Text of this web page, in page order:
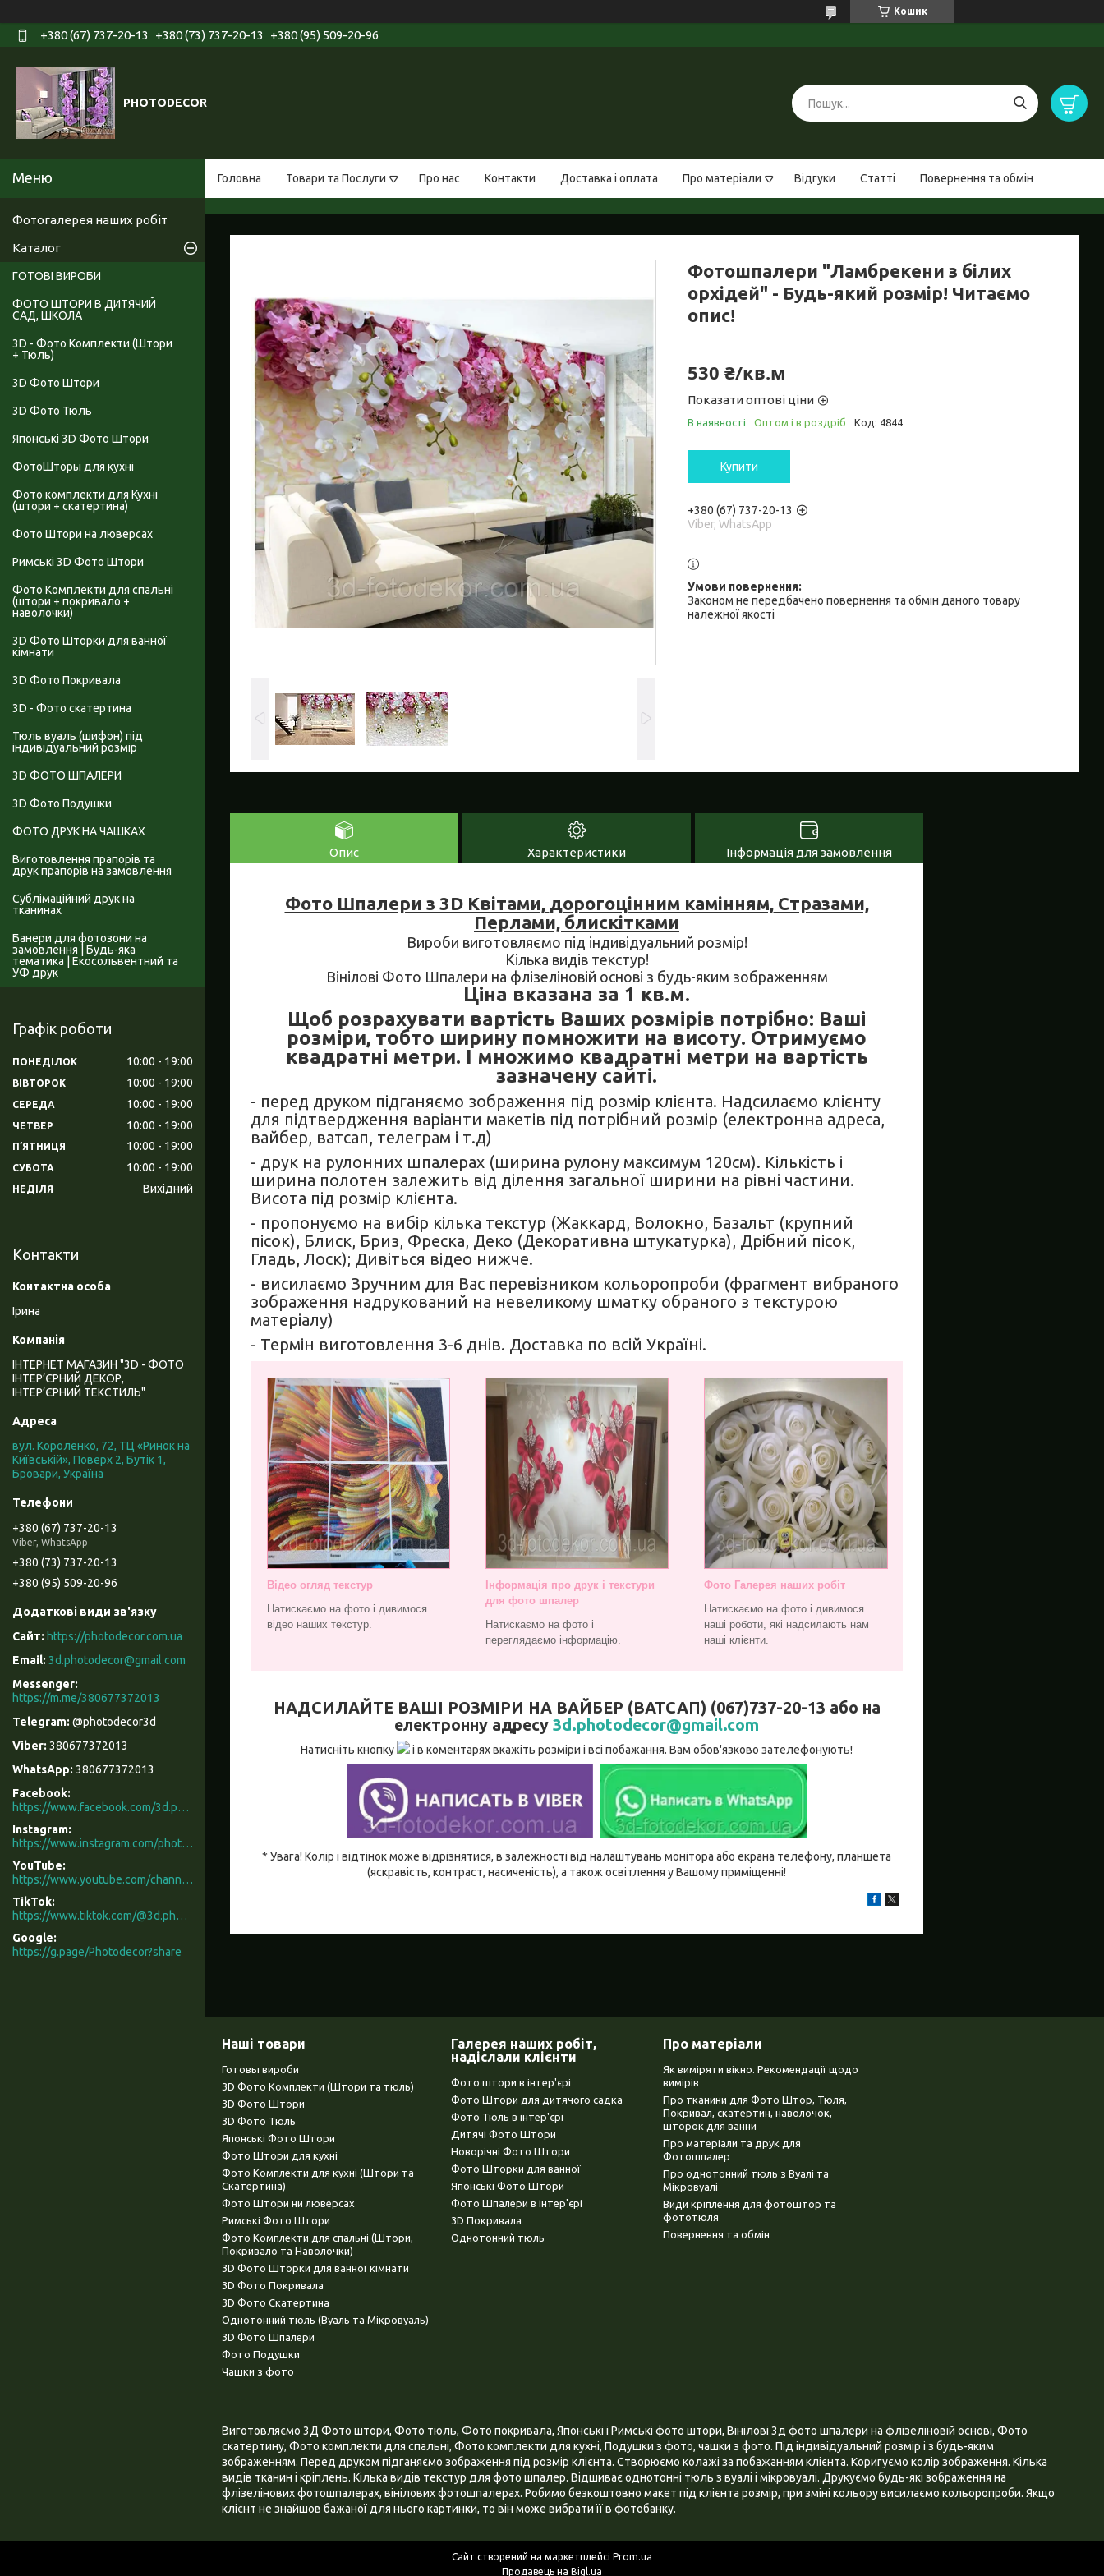
Кошик
+380 (67) 737-20-13 +380 (73) 737-20-13 +380 (95) 509-20-96
PHOTODECOR
Головна Товари та Послуги Про нас Контакти Доставка і оплата Про матеріали Відгуки Статті Повернення та обмін
Фотошпалери "Ламбрекени з білих
орхідей" - Будь-який розмір! Читаємо
опис!
530 ₴/кв.м
Показати оптові ціни
В наявності Оптом і в роздріб Код: 4844
Купити
+380 (67) 737-20-13
Viber, WhatsApp
Законом не передбачено повернення та обмін даного товару
належної якості
Опис Характеристики Інформація для замовлення
Фото Шпалери з 3D Квітами, дорогоцінним камінням,Стразами,
Перлами, блискітками
Вироби виготовляємо під індивідуальний розмір!
Кілька видів текстур!
Вінілові Фото Шпалери на флізеліновій основі з будь-яким зображенням
Ціна вказана за 1 кв.м.
Щоб розрахувати вартість Ваших розмірів потрібно: Ваші
розміри, тобто ширину помножити на висоту. Отримуємо
квадратні метри. І множимо квадратні метри на вартість
зазначену сайті.
- перед друком підганяємо зображення під розмір клієнта. Надсилаємо клієнту
для підтвердження варіанти макетів під потрібний розмір (електронна адреса,
вайбер, ватсап, телеграм і т.д)
- друк на рулонних шпалерах (ширина рулону максимум 120см). Кількість і
ширина полотен залежить від ділення загальної ширини на рівні частини.
Висота під розмір клієнта.
- пропонуємо на вибір кілька текстур (Жаккард, Волокно, Базальт (крупний
пісок), Блиск, Бриз, Фреска, Деко (Декоративна штукатурка), Дрібний пісок,
Гладь, Лоск); Дивіться відео нижче.
- висилаємо Зручним для Вас перевізником кольоропроби (фрагмент вибраного
зображення надрукований на невеликому шматку обраного з текстурою
матеріалу)
- Термін виготовлення 3-6 днів. Доставка по всій Україні.
Відео огляд текстур
Натискаємо на фото і дивимося
відео наших текстур.
Інформація про друк і текстури
для фото шпалер
Натискаємо на фото і
переглядаємо інформацію.
Фото Галерея наших робіт
Натискаємо на фото і дивимося
наші роботи, які надсилають нам
наші клієнти.
НАДСИЛАЙТЕ ВАШІ РОЗМІРИ НА ВАЙБЕР (ВАТСАП) (067)737-20-13 або на
електронну адресу 3d.photodecor@gmail.com
Натисніть кнопку і в коментарях вкажіть розміри і всі побажання. Вам обов'язково зателефонують!
* Увага! Колір і відтінок може відрізнятися, в залежності від налаштувань монітора або екрана телефону, планшета
(яскравість, контраст, насиченість), а також освітлення у Вашому приміщенні!
Фотогалерея наших робіт
Каталог
ГОТОВІ ВИРОБИ
ФОТО ШТОРИ В ДИТЯЧИЙ
САД, ШКОЛА
3D - Фото Комплекти (Штори
+ Тюль)
3D Фото Штори
3D Фото Тюль
Японські 3D Фото Штори
ФотоШторы для кухні
Фото комплекти для Кухні
(штори + скатертина)
Фото Штори на люверсах
Римські 3D Фото Штори
Фото Комплекти для спальні
(штори + покривало +
наволочки)
3D Фото Шторки для ванної
кімнати
3D Фото Покривала
3D - Фото скатертина
Тюль вуаль (шифон) під
індивідуальний розмір
3D ФОТО ШПАЛЕРИ
3D Фото Подушки
ФОТО ДРУК НА ЧАШКАХ
Виготовлення прапорів та
друк прапорів на замовлення
Сублімаційний друк на
тканинах
Банери для фотозони на
замовлення | Будь-яка
тематика | Екосольвентний та
УФ друк
Графік роботи
ПОНЕДІЛОК 10:00 19:00
ВІВТОРОК 10:00 19:00
СЕРЕДА 10:00 19:00
ЧЕТВЕР 10:00 19:00
ПʼЯТНИЦЯ 10:00 19:00
СУБОТА 10:00 19:00
НЕДІЛЯ Вихідний
Контакти
Ірина
ІНТЕРНЕТ МАГАЗИН "3D - ФОТО
ІНТЕР’ЄРНИЙ ДЕКОР,
ІНТЕР’ЄРНИЙ ТЕКСТИЛЬ"
вул. Короленко, 72, ТЦ «Ринок на
Київській», Поверх 2, Бутік 1,
Бровари, Україна
+380 (67) 737-20-13
Viber, WhatsApp
+380 (73) 737-20-13
+380 (95) 509-20-96
https://photodecor.com.ua
3d.photodecor@gmail.com
https://m.me/380677372013
@photodecor3d
380677372013
380677372013
Facebook
https://www.facebook.com/3d.photodecor/
Instagram
https://www.instagram.com/photodecor.com.ua/
YouTube
https://www.youtube.com/channel/UCXCUerfqRY1Pw7-IptdbqyA/videos
TikTok
https://www.tiktok.com/@3d.photodecor?is_from_webapp=1&sender_device=pc
Google
https://g.page/Photodecor?share
Наші товари
Готовы вироби
3D Фото Комплекти (Штори та тюль)
3D Фото Штори
3D Фото Тюль
Японські Фото Штори
Фото Штори для кухні
Фото Комплекти для кухні (Штори та
Скатертина)
Фото Штори ни люверсах
Римські Фото Штори
Фото Комплекти для спальні (Штори,
Покривало та Наволочки)
3D Фото Шторки для ванної кімнати
3D Фото Покривала
3D Фото Скатертина
Однотонний тюль (Вуаль та Мікровуаль)
3D Фото Шпалери
Фото Подушки
Чашки з фото
Галерея наших робіт,
надіслали клієнти
Фото штори в інтер'єрі
Фото Штори для дитячого садка
Фото Тюль в інтер'єрі
Дитячі Фото Штори
Новорічні Фото Штори
Фото Шторки для ванної
Японські Фото Штори
Фото Шпалери в інтер'єрі
3D Покривала
Однотонний тюль
Про матеріали
Як виміряти вікно. Рекомендації щодо
вимірів
Про тканини для Фото Штор, Тюля,
Покривал, скатертин, наволочок,
шторок для ванни
Про матеріали та друк для
Фотошпалер
Про однотонний тюль з Вуалі та
Мікровуалі
Види кріплення для фотоштор та
фототюля
Повернення та обмін
Виготовляємо 3Д Фото штори, Фото тюль, Фото покривала, Японські і Римські фото штори, Вінілові 3д фото шпалери на флізеліновій основі, Фото
скатертину, Фото комплекти для спальні, Фото комплекти для кухні, Подушки з фото, чашки з фото. Під індивідуальний розмір і з будь-яким
зображенням. Перед друком підганяємо зображення під розмір клієнта. Створюємо колажі за побажанням клієнта. Коригуємо колір зображення. Кілька
видів тканин і кріплень. Кілька видів текстур для фото шпалер. Відшиває однотонні тюль з вуалі і мікровуалі. Друкуємо будь-які зображення на
флізелінових фотошпалерах, вінілових фотошпалерах. Робимо безкоштовно макет під клієнта розмір, при зміні кольору висилаємо кольоропроби. Якщо
клієнт не знайшов бажаної для нього картинки, то він може вибрати її в фотобанку.
Сайт створений на маркетплейсі Prom.ua
Продавець на Bigl.ua